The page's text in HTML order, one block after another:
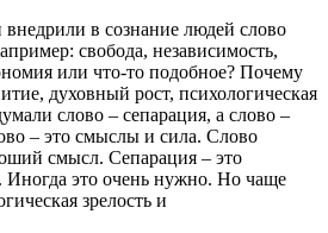
в сознание людей слово
свобода, независимость,
или что-то подобное? Почему
духовный рост, психологическая
слово – сепарация, а слово –
– это смыслы и сила. Слово
смысл. Сепарация – это
Иногда это очень нужно. Но чаще
зрелость и